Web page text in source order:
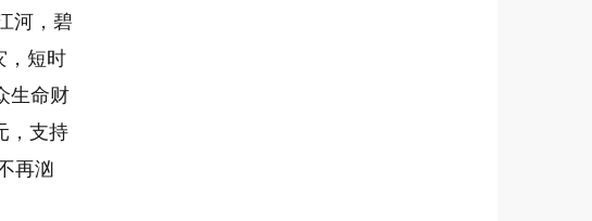
河，碧
，短时
生命财
，支持
再汹